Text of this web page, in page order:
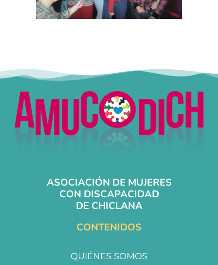
ASOCIACIÓN DE MUJERES
CON DISCAPACIDAD
DE CHICLANA
CONTENIDOS
QUIÉNES SOMOS